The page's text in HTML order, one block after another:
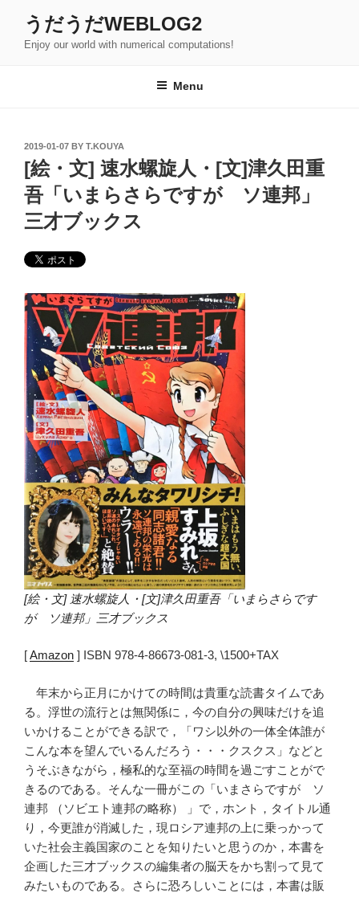
content
うだうだWEBLOG2
Enjoy our world with numerical computations!
Menu
POSTED
ON
2019-01-07 BY T.KOUYA
[絵・文] 速水螺旋人・[文]津久田重
吾「いまらさらですが ソ連邦」
三才ブックス
[絵・文] 速水螺旋人・[文]津久田重吾「いまらさらです
が ソ連邦」三才ブックス
[Amazon ] ISBN 978-4-86673-081-3, \1500+TAX
年末から正月にかけての時間は貴重な読書タイムであ
る。浮世の流行とは無関係に，今の自分の興味だけを追
いかけることができる訳で，「ワシ以外の一体全体誰が
こんな本を望んでいるんだろう・・・クスクス」などと
うそぶきながら，極私的な至福の時間を過ごすことがで
きるのである。そんな一冊がこの「いまさらですが ソ
連邦 （ソビエト連邦の略称） 」で，ホント，タイトル通
り，今更誰が消滅した，現ロシア連邦の上に乗っかって
いた社会主義国家のことを知りたいと思うのか，本書を
企画した三才ブックスの編集者の脳天をかち割って見て
みたいものである。さらに恐ろしいことには，本書は販